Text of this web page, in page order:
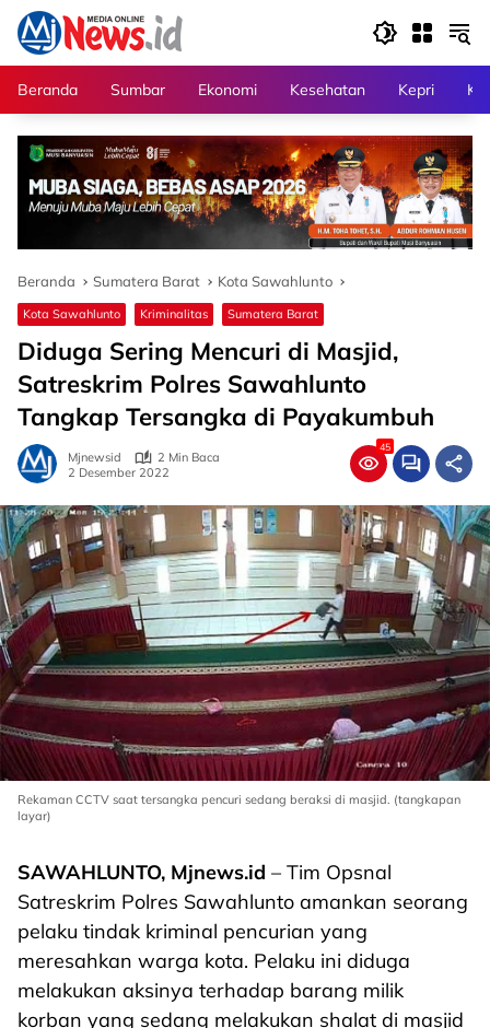
Langsung
konten
Beranda
Sumbar Ekonomi Kesehatan Kepri
Beranda Sumatera Barat Kota Sawahlunto
Kota Sawahlunto Kriminalitas Sumatera Barat
Diduga Sering Mencuri di Masjid,
Satreskrim Polres Sawahlunto
Tangkap Tersangka di Payakumbuh
Mjnewsid
2 Min Baca
2 Desember 2022
45
Rekaman CCTV saat tersangka pencuri sedang beraksi di masjid. (tangkapan
layar)
SAWAHLUNTO, Mjnews.id – Tim Opsnal
Satreskrim Polres Sawahlunto amankan seorang
pelaku tindak kriminal pencurian yang
meresahkan warga kota. Pelaku ini diduga
melakukan aksinya terhadap barang milik
korban yang sedang melakukan shalat di masjid